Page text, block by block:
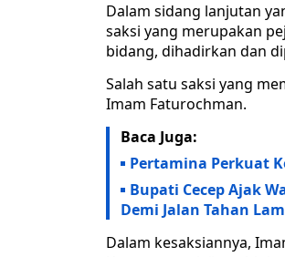
Dalam sidang lanjutan
saksi yang merupakan
bidang, dihadirkan dan
Salah satu saksi yang
Imam Faturochman.
Baca Juga:
Pertamina Perkuat
Bupati Cecep Ajak
Demi Jalan Tahan
Dalam kesaksiannya,